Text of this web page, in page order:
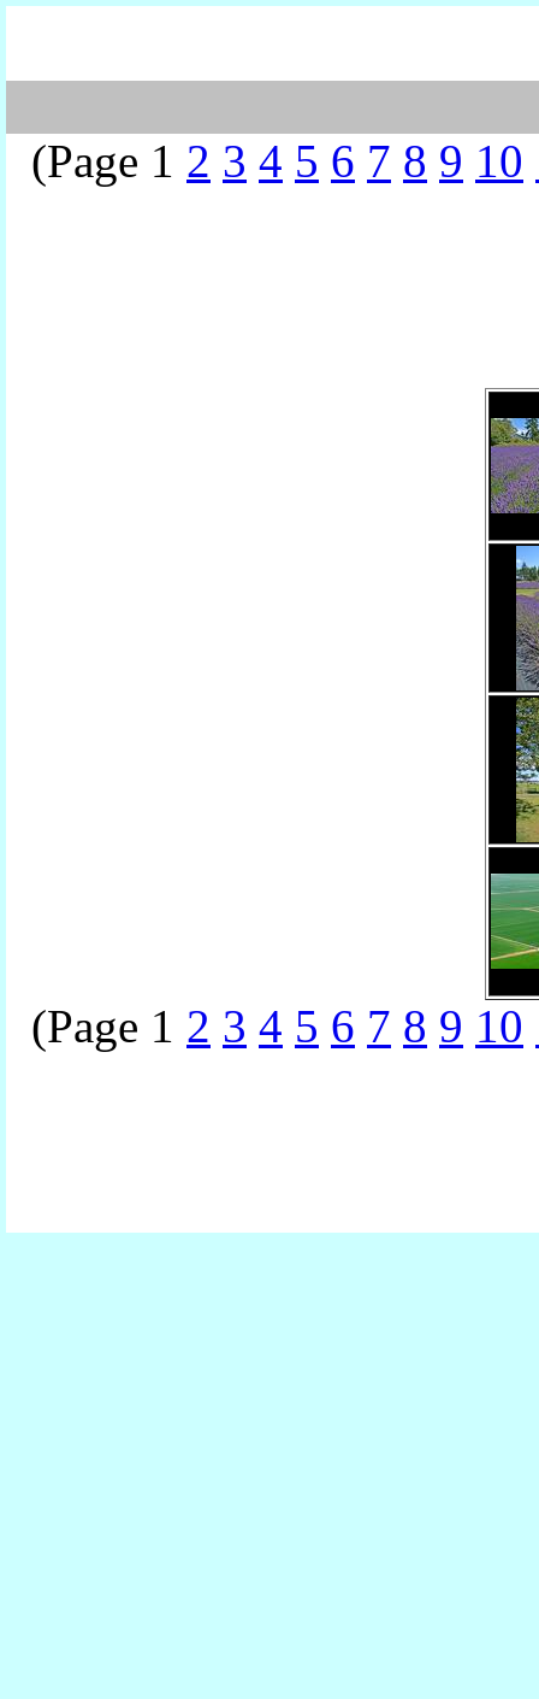
(Page 1 2 3 4 5 6 7 8 9 10
(Page 1 2 3 4 5 6 7 8 9 10